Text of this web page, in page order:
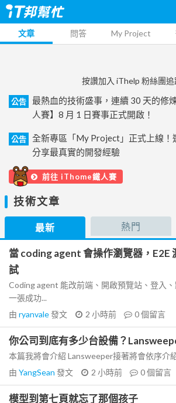
文章 問答 My Project
按讚加入 iThelp 粉絲團追
公告
最熱血的技術盛事，連續 30 天的修
人賽】8 月 1 日賽事正式開啟！
公告
全新專區「My Project」正式上線！
分享最真實的開發經驗
前往 iThome鐵人賽
技術文章
最新 熱門
當 coding agent 會操作瀏覽器，E2E
試
Coding agent 能改前端、開啟預覽站、登入
一張成功...
由 ryanvale發文 2 小時前 0個留言
你公司到底有多少台設備？
本篇我將會介紹 Lansweeper接著將會依序介
由 YangSean 發文 2 小時前 0個留言
模型到第七頁就忘了那個孩子